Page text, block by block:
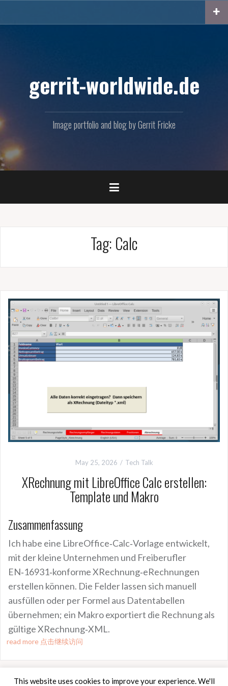
gerrit-worldwide.de
Image portfolio and blog by Gerrit Fricke
Tag: Calc
May 25, 2026 Tech Talk
XRechnung mit LibreOffice Calc erstellen:
Template und Makro
Zusammenfassung
Ich habe eine LibreOffice‑Calc‑Vorlage entwickelt,
mit der kleine Unternehmen und Freiberufler
EN‑16931‑konforme XRechnung‑eRechnungen
erstellen können. Die Felder lassen sich manuell
ausfüllen oder per Formel aus Datentabellen
übernehmen; ein Makro exportiert die Rechnung als
gültige XRechnung‑XML.
read more 点击继续访问
This website uses cookies to improve your experience. We'll